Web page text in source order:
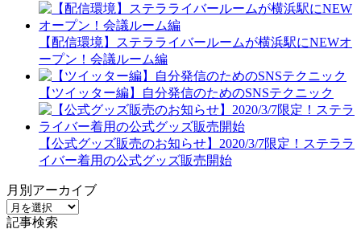
【配信環境】ステラライバールームが横浜駅にNEWオ
ープン！会議ルーム編
【ツイッター編】自分発信のためのSNSテクニック
【公式グッズ販売のお知らせ】2020/3/7限定！ステララ
イバー着用の公式グッズ販売開始
月別アーカイブ
記事検索